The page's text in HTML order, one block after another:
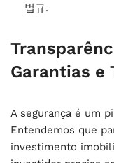
법규.
Garantias e
A segurança é um
Entendemos que
investimento